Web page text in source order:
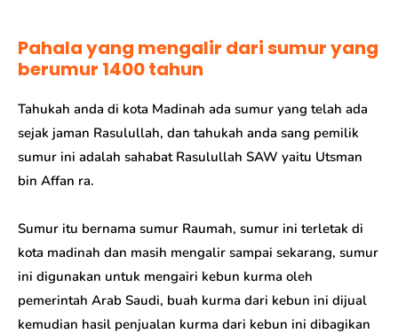
Pahala yang mengalir dari sumur yang
berumur 1400 tahun
Tahukah anda di kota Madinah ada sumur yang telah ada
sejak jaman Rasulullah, dan tahukah anda sang pemilik
sumur ini adalah sahabat Rasulullah SAW yaitu Utsman
bin Affan ra.
Sumur itu bernama sumur Raumah, sumur ini terletak di
kota madinah dan masih mengalir sampai sekarang, sumur
ini digunakan untuk mengairi kebun kurma oleh
pemerintah Arab Saudi, buah kurma dari kebun ini dijual
kemudian hasil penjualan kurma dari kebun ini dibagikan